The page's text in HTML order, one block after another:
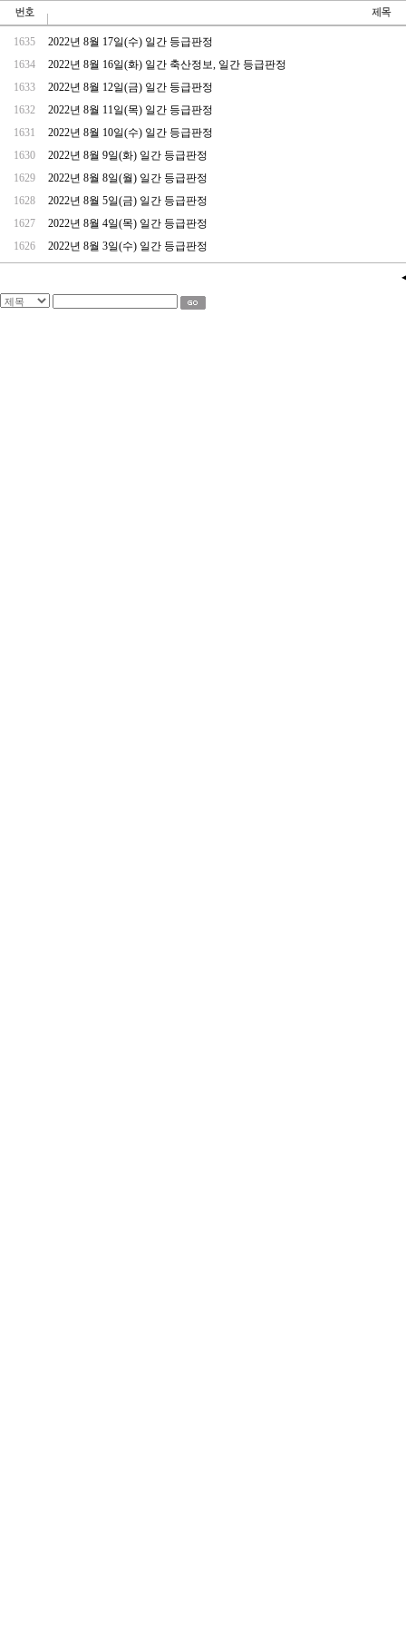
1635
2022년 8월 17일(수) 일간 등급판정
1634
2022년 8월 16일(화) 일간 축산정보, 일간 등급판정
1633
2022년 8월 12일(금) 일간 등급판정
1632
2022년 8월 11일(목) 일간 등급판정
1631
2022년 8월 10일(수) 일간 등급판정
1630
2022년 8월 9일(화) 일간 등급판정
1629
2022년 8월 8일(월) 일간 등급판정
1628
2022년 8월 5일(금) 일간 등급판정
1627
2022년 8월 4일(목) 일간 등급판정
1626
2022년 8월 3일(수) 일간 등급판정